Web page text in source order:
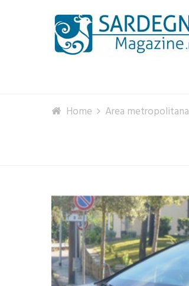
Home Area metropolitana